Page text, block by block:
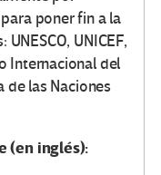
poner fin a la
UNICEF,
Internacional del
de las Naciones
(en inglés):